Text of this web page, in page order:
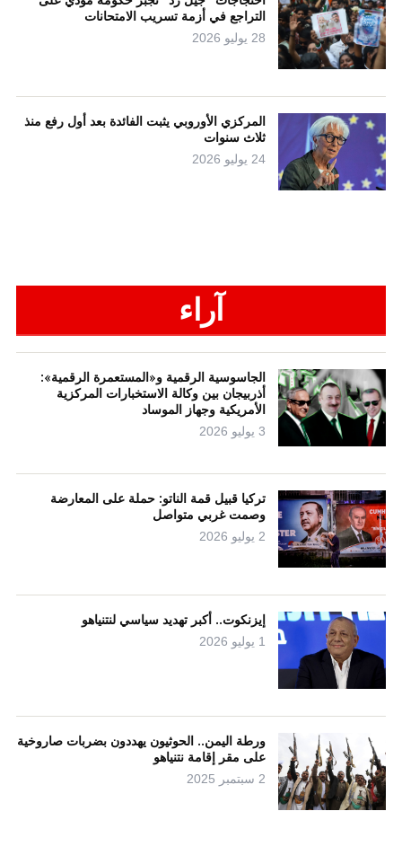
التراجع في أزمة تسريب الامتحانات
28 يوليو 2026
المركزي الأوروبي يثبت الفائدة بعد أول رفع منذ
ثلاث سنوات
24 يوليو 2026
آراء
الجاسوسية الرقمية و«المستعمرة الرقمية»:
أذربيجان بين وكالة الاستخبارات المركزية
الأمريكية وجهاز الموساد
3 يوليو 2026
تركيا قبيل قمة الناتو: حملة على المعارضة
وصمت غربي متواصل
2 يوليو 2026
إيزنكوت.. أكبر تهديد سياسي لنتنياهو
1 يوليو 2026
ورطة اليمن.. الحوثيون يهددون بضربات صاروخية
على مقر إقامة نتنياهو
2 سبتمبر 2025